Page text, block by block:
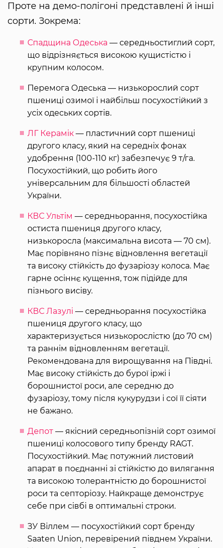
Проте на демо-полігоні представлені й інші
сорти. Зокрема:
Спадщина Одеська — середньостиглий сорт,
що відрізняється високою кущистістю і
крупним колосом.
Перемога Одеська — низькорослий сорт
пшениці озимої і найбільш посухостійкий з
усіх одеських сортів.
ЛГ Керамік — пластичний сорт пшениці
другого класу, який на середніх фонах
удобрення (100-110 кг) забезпечує 9 т/га.
Посухостійкий, що робить його
універсальним для більшості областей
України.
КВС Ультім — середньорання, посухостійка
остиста пшениця другого класу,
низькоросла (максимальна висота — 70 см).
Має порівняно пізнє відновлення вегетації
та високу стійкість до фузаріозу колоса. Має
гарне осіннє кущення, тож підійде для
пізнього висіву.
КВС Лазулі — середньорання посухостійка
пшениця другого класу, що
характеризується низькорослістю (до 70 см)
та раннім відновленням вегетації.
Рекомендована для вирощування на Півдні.
Має високу стійкість до бурої іржі і
борошнистої роси, але середню до
фузаріозу, тому після кукурудзи і сої її сіяти
не бажано.
Депот — якісний середньопізній сорт озимої
пшениці колосового типу бренду RAGT.
Посухостійкий. Має потужний листовий
апарат в поєднанні зі стійкістю до вилягання
та високою толерантністю до борошнистої
роси та септоріозу. Найкраще демонструє
себе при сівбі в оптимальні строки.
ЗУ Віллем — посухостійкий сорт бренду
Saaten Union, перевірений півднем України.